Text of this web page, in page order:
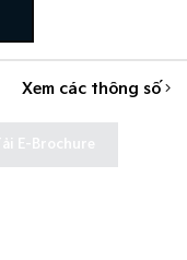
Xem các thông số
E-Brochure